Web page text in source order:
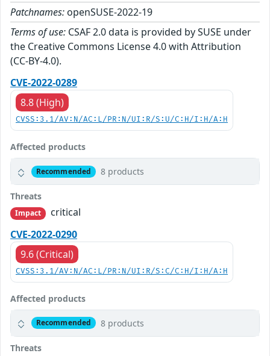
Patchnames: openSUSE-2022-19
Terms of use: CSAF 2.0 data is provided by SUSE under
the Creative Commons License 4.0 with Attribution
(CC-BY-4.0).
CVE-2022-0289
8.8 (High)
CVSS:3.1/AV:N/AC:L/PR:N/UI:R/S:U/C:H/I:H/A:H
Affected products
Recommended 8 products
Threats
Impact
critical
CVE-2022-0290
9.6 (Critical)
CVSS:3.1/AV:N/AC:L/PR:N/UI:R/S:C/C:H/I:H/A:H
Affected products
Recommended 8 products
Threats